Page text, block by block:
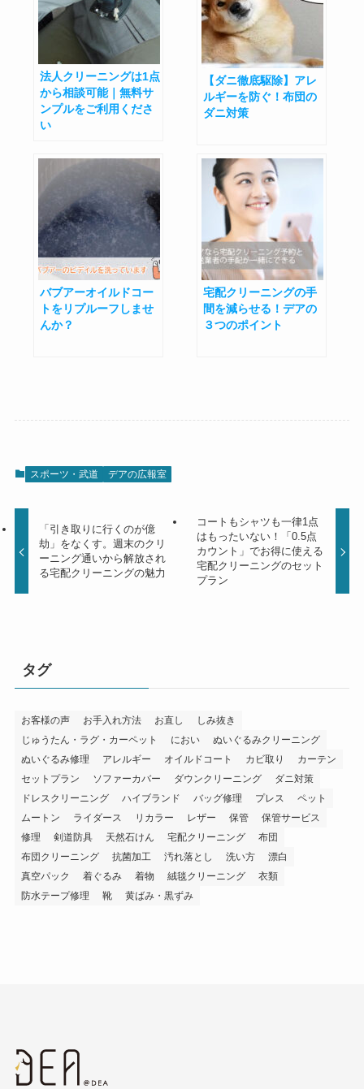
法人クリーニングは1点
から相談可能｜無料サ
ンプルをご利用くださ
い
【ダニ徹底駆除】アレ
ルギーを防ぐ！布団の
ダニ対策
バブアーオイルドコー
トをリプルーフしませ
んか？
宅配クリーニングの手
間を減らせる！デアの
３つのポイント
スポーツ・武道 デアの広報室
「引き取りに行くのが億
劫」をなくす。週末のクリ
ーニング通いから解放され
る宅配クリーニングの魅力
コートもシャツも一律1点
はもったいない！「0.5点
カウント」でお得に使える
宅配クリーニングのセット
プラン
タグ
お客様の声 お手入れ方法 お直し
しみ抜き
じゅうたん・ラグ・カーペット
におい
ぬいぐるみクリーニング
ぬいぐるみ修理
アレルギー オイルドコート カビ取り
カーテン
セットプラン
ソファーカバー ダウンクリーニング
ダニ対策
ドレスクリーニング
ハイブランド バッグ修理 プレス
ペット
ムートン
ライダース リカラー レザー 保管
保管サービス
修理
剣道防具 天然石けん 宅配クリーニング
布団
布団クリーニング
抗菌加工 汚れ落とし 洗い方
漂白
真空パック
着ぐるみ 着物 絨毯クリーニング
衣類
防水テープ修理
靴 黄ばみ・黒ずみ